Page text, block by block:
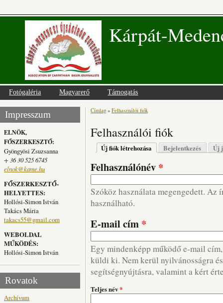
Kárpát-
Fotógaléria Magyarerő Támogatás
Impresszum
ELNÖK,
FŐSZERKESZTŐ:
Gyöngyösi Zsuzsanna
+ 36 30 525 6745
elnok@kame.hu
FŐSZERKESZTŐ-
HELYETTES:
Hollósi-Simon István
Takács Mária
takacs55@gmail.com
WEBOLDAL
MŰKÖDÉS:
Hollósi-Simon István
Rovatok
Archívum
Jelenlegi hely
Címlap » Felhasználói fiók
Felhasználói fiók
Elsődleges fülek
Új fiók létrehozása (aktív fül)
Bejelentkezés Új
Felhasználónév *
Szóköz használata megengedett. Az
használható.
E-mail cím *
Egy mindenképp működő e-mail
küldi ki. Nem kerül nyilvánosságra
segítségnyújtásra, valamint a kért
Teljes név*